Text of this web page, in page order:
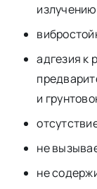
адгезия к
и
не
не